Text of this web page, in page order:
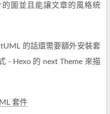
圖並且能讓文章的風格統
的話還需要額外安裝套
- Hexo 的 next Theme 來描
套件